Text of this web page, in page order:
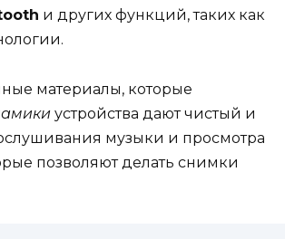
и других функций, таких как
материалы, которые
устройства дают чистый и
музыки и просмотра
позволяют делать снимки